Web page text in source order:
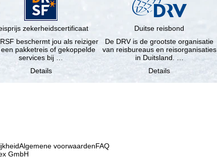
zekerheidscertificaat
beschermt jou als reiziger
services bij …
Details
Duitse reisbond
De DRV is de grootste organisatie
van reisbureaus en reisorganisaties
in Duitsland. …
Details
Algemene voorwaardenFAQ
GmbH